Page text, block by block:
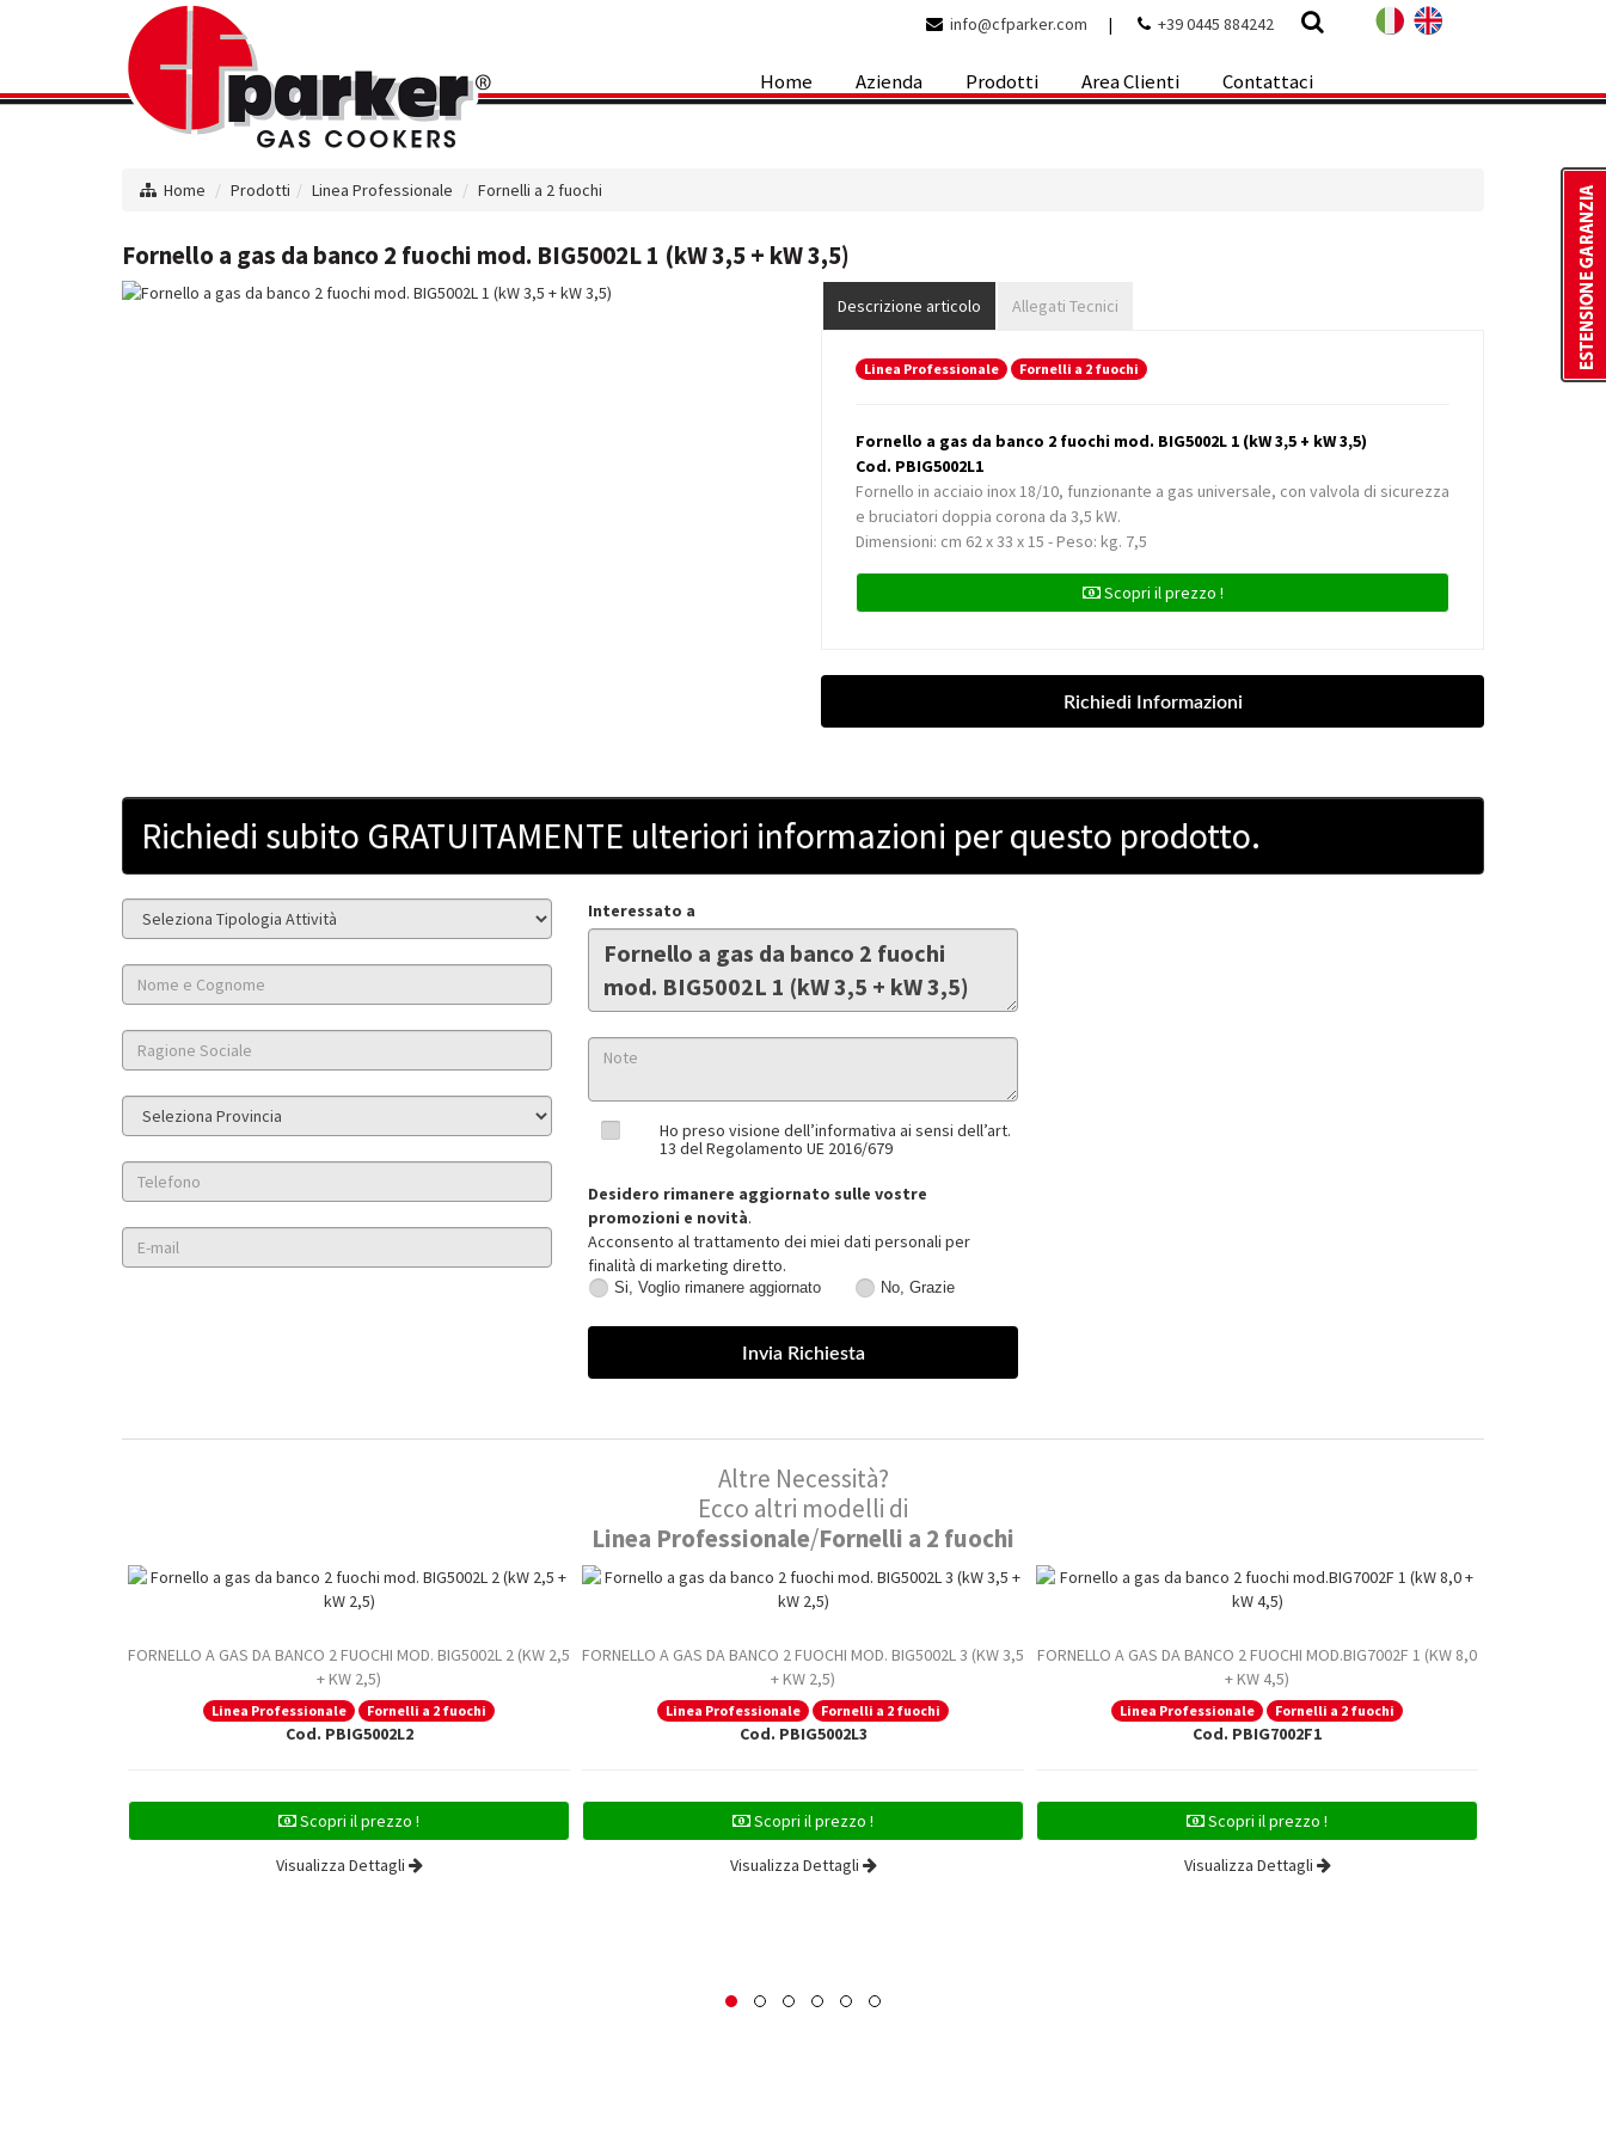
info@cfparker.com | +39 0445 884242
Home Azienda Prodotti Area Clienti Contattaci
Home Prodotti Linea Professionale Fornelli a 2 fuochi
Fornello a gas da banco 2 fuochi mod. BIG5002L 1 (kW 3,5 + kW 3,5)
Descrizione articolo Allegati Tecnici
Linea Professionale Fornelli a 2 fuochi
Fornello a gas da banco 2 fuochi mod. BIG5002L 1 (kW 3,5 + kW 3,5)
Cod. PBIG5002L1
Fornello in acciaio inox 18/10, funzionante a gas universale, con valvola di sicurezza
e bruciatori doppia corona da 3,5 kW.
Dimensioni: cm 62 x 33 x 15 - Peso: kg. 7,5
Scopri il prezzo !
Richiedi subito GRATUITAMENTE ulteriori informazioni per questo prodotto.
Interessato a
Ho preso visione dell’informativa ai sensi dell’art.
13 del Regolamento UE 2016/679
Desidero rimanere aggiornato sulle vostre
promozioni e novità.
Acconsento al trattamento dei miei dati personali per
finalità di marketing diretto.
Voglio
Si, Voglio rimanere aggiornato
Grazie
No, Grazie
Altre Necessità?
Ecco altri modelli di
Linea Professionale/Fornelli a 2 fuochi
FORNELLO A GAS DA BANCO 2 FUOCHI MOD. BIG5002L 2 (KW 2,5
+ KW 2,5)
Linea Professionale Fornelli a 2 fuochi
Cod. PBIG5002L2
Scopri il prezzo !
Visualizza Dettagli
FORNELLO A GAS DA BANCO 2 FUOCHI MOD. BIG5002L 3 (KW 3,5
+ KW 2,5)
Linea Professionale Fornelli a 2 fuochi
Cod. PBIG5002L3
Scopri il prezzo !
Visualizza Dettagli
FORNELLO A GAS DA BANCO 2 FUOCHI MOD.BIG7002F 1 (KW 8,0
+ KW 4,5)
Linea Professionale Fornelli a 2 fuochi
Cod. PBIG7002F1
Scopri il prezzo !
Visualizza Dettagli